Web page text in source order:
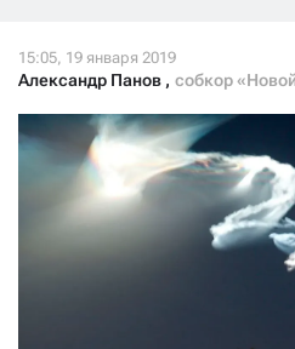
Александр Панов , собкор
Нажимая кнопку «Стать
я принимаю условия и
СТАТЬ
ПОДЕЛИТЬСЯ С
Если у вас есть вопросы, пишите